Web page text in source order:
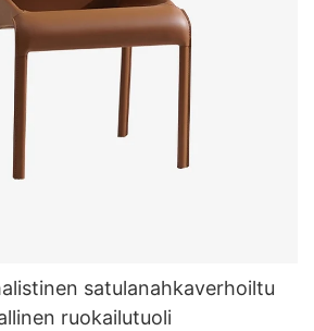
satulanahkaverhoiltu
ruokailutuoli